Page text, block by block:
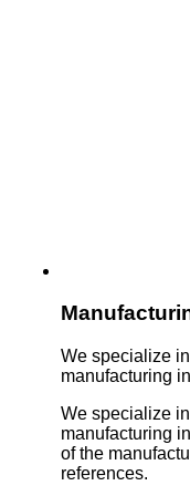
We specialize
manufacturing
We specialize
manufacturing
of the
references.